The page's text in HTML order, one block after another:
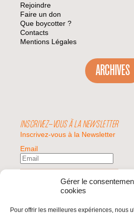
Gérer le
cookies
Pour offrir les meilleures expériences, nous
Rejoindre
Faire un don
Que boycotter ?
Contacts
Mentions Légales
ARCHIVES
INSCRIVEZ-VOUS À LA NEWSLETTER
Inscrivez-vous à la Newsletter
Email
Valider